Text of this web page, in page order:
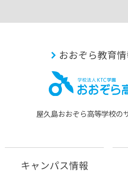
おおぞら教育
屋久島おおぞら⾼等学校の
キャンパス情報